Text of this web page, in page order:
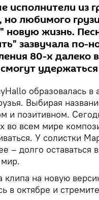
исполнители из
но любимого
новую жизнь.
зазвучала по-
80-х далеко
удержаться
образовалась в
Выбирая
и позитивном.
во всем мире
У солистки
– долго оставаться
мир.
клипа на новую
в октябре и